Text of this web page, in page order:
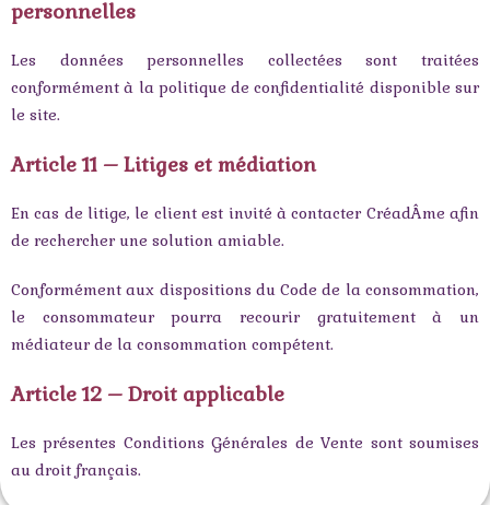
personnelles
Les données personnelles collectées sont traitées
conformément à la politique de confidentialité disponible sur
le site.
Article 11 – Litiges et médiation
En cas de litige, le client est invité à contacter CréadÂme afin
de rechercher une solution amiable.
Conformément aux dispositions du Code de la consommation,
le consommateur pourra recourir gratuitement à un
médiateur de la consommation compétent.
Article 12 – Droit applicable
Les présentes Conditions Générales de Vente sont soumises
au droit français.